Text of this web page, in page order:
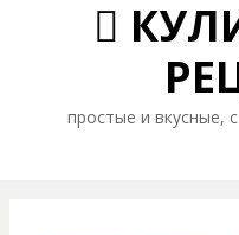
простые и вкусные,